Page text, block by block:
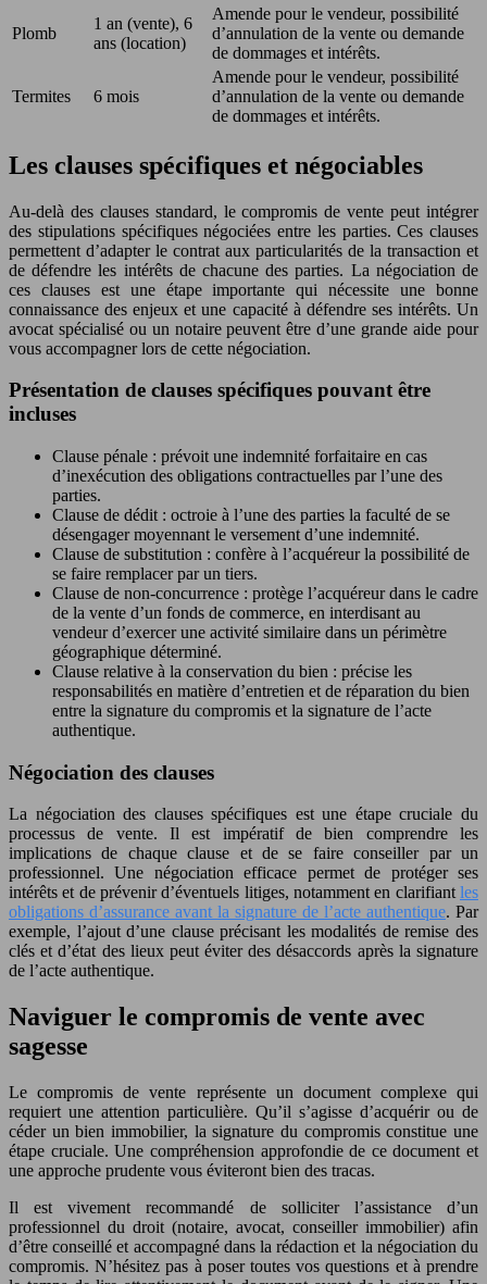
Plomb
1 an (vente), 6
ans (location)
Amende pour le vendeur, possibilité
d’annulation de la vente ou demande
de dommages et intérêts.
Termites 6 mois
Amende pour le vendeur, possibilité
d’annulation de la vente ou demande
de dommages et intérêts.
Les clauses spécifiques et négociables
Au-delà des clauses standard, le compromis de vente peut intégrer
des stipulations spécifiques négociées entre les parties. Ces clauses
permettent d’adapter le contrat aux particularités de la transaction et
de défendre les intérêts de chacune des parties. La négociation de
ces clauses est une étape importante qui nécessite une bonne
connaissance des enjeux et une capacité à défendre ses intérêts. Un
avocat spécialisé ou un notaire peuvent être d’une grande aide pour
vous accompagner lors de cette négociation.
Présentation de clauses spécifiques pouvant être
incluses
Clause pénale : prévoit une indemnité forfaitaire en cas
d’inexécution des obligations contractuelles par l’une des
parties.
Clause de dédit : octroie à l’une des parties la faculté de se
désengager moyennant le versement d’une indemnité.
Clause de substitution : confère à l’acquéreur la possibilité de
se faire remplacer par un tiers.
Clause de non-concurrence : protège l’acquéreur dans le cadre
de la vente d’un fonds de commerce, en interdisant au
vendeur d’exercer une activité similaire dans un périmètre
géographique déterminé.
Clause relative à la conservation du bien : précise les
responsabilités en matière d’entretien et de réparation du bien
entre la signature du compromis et la signature de l’acte
authentique.
Négociation des clauses
La négociation des clauses spécifiques est une étape cruciale du
processus de vente. Il est impératif de bien comprendre les
implications de chaque clause et de se faire conseiller par un
professionnel. Une négociation efficace permet de protéger ses
intérêts et de prévenir d’éventuels litiges, notamment en clarifiantles
obligations d’assurance avant la signature de l’acte authentique. Par
exemple, l’ajout d’une clause précisant les modalités de remise des
clés et d’état des lieux peut éviter des désaccords après la signature
de l’acte authentique.
Naviguer le compromis de vente avec
sagesse
Le compromis de vente représente un document complexe qui
requiert une attention particulière. Qu’il s’agisse d’acquérir ou de
céder un bien immobilier, la signature du compromis constitue une
étape cruciale. Une compréhension approfondie de ce document et
une approche prudente vous éviteront bien des tracas.
Il est vivement recommandé de solliciter l’assistance d’un
professionnel du droit (notaire, avocat, conseiller immobilier) afin
d’être conseillé et accompagné dans la rédaction et la négociation du
compromis. N’hésitez pas à poser toutes vos questions et à prendre